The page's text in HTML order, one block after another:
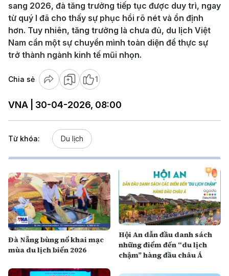
sang 2026, đà tăng trưởng tiếp tục được duy trì, ngay
từ quý I đã cho thấy sự phục hồi rõ nét và ổn định
hơn. Tuy nhiên, tăng trưởng là chưa đủ, du lịch Việt
Nam cần một sự chuyển mình toàn diện để thực sự
trở thành ngành kinh tế mũi nhọn.
Chia sẻ 1
VNA | 30-04-2026, 08:00
Từ khóa: Du lịch
Đà Nẵng bùng nổ khai mạc
mùa du lịch biển 2026
Hội An dẫn đầu danh sách
những điểm đến “du lịch
chậm” hàng đầu châu Á